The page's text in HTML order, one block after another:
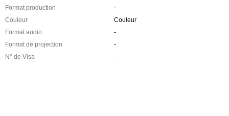
Format production
-
Couleur
Couleur
Format audio
-
Format de projection
-
N° de Visa
-